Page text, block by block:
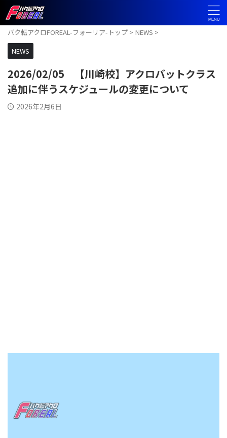
バク転アクロFOREAL-フォーリア-トップ > NEWS >
NEWS
2026/02/05 【川崎校】アクロバットクラス
追加に伴うスケジュールの変更について
2026年2月6日